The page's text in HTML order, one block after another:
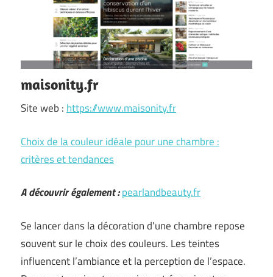
maisonity.fr
Site web : https://www.maisonity.fr
Choix de la couleur idéale pour une chambre :
critères et tendances
A découvrir également :pearlandbeauty.fr
Se lancer dans la décoration d’une chambre repose
souvent sur le choix des couleurs. Les teintes
influencent l’ambiance et la perception de l’espace.